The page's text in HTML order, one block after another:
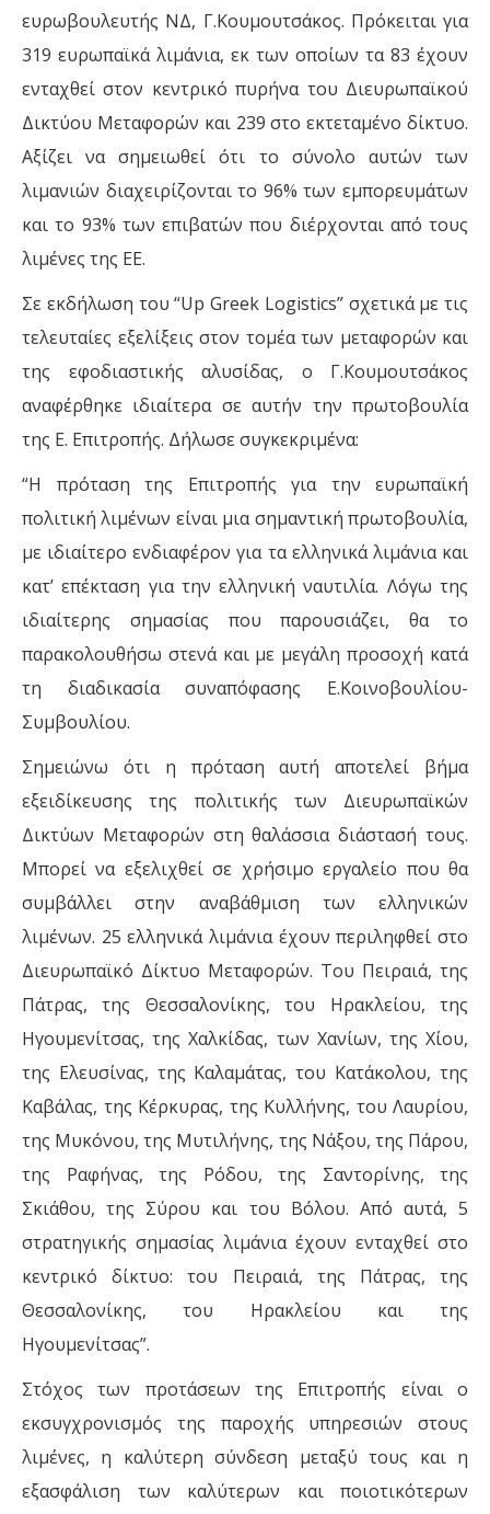
ευρωβουλευτής ΝΔ, Γ.Kουμουτσάκος. Πρόκειται για
319 ευρωπαϊκά λιμάνια, εκ των οποίων τα 83 έχουν
ενταχθεί στον κεντρικό πυρήνα του Διευρωπαϊκού
Δικτύου Μεταφορών και 239 στο εκτεταμένο δίκτυο.
Αξίζει να σημειωθεί ότι το σύνολο αυτών των
λιμανιών διαχειρίζονται το 96% των εμπορευμάτων
και το 93% των επιβατών που διέρχονται από τους
λιμένες της ΕΕ.
Σε εκδήλωση του “Up Greek Logistics” σχετικά με τις
τελευταίες εξελίξεις στον τομέα των μεταφορών και
της εφοδιαστικής αλυσίδας, ο Γ.Κουμουτσάκος
αναφέρθηκε ιδιαίτερα σε αυτήν την πρωτοβουλία
της Ε. Επιτροπής. Δήλωσε συγκεκριμένα:
“Η πρόταση της Επιτροπής για την ευρωπαϊκή
πολιτική λιμένων είναι μια σημαντική πρωτοβουλία,
με ιδιαίτερο ενδιαφέρον για τα ελληνικά λιμάνια και
κατ’ επέκταση για την ελληνική ναυτιλία. Λόγω της
ιδιαίτερης σημασίας που παρουσιάζει, θα το
παρακολουθήσω στενά και με μεγάλη προσοχή κατά
τη διαδικασία συναπόφασης Ε.Κοινοβουλίου-
Συμβουλίου.
Σημειώνω ότι η πρόταση αυτή αποτελεί βήμα
εξειδίκευσης της πολιτικής των Διευρωπαϊκών
Δικτύων Μεταφορών στη θαλάσσια διάστασή τους.
Μπορεί να εξελιχθεί σε χρήσιμο εργαλείο που θα
συμβάλλει στην αναβάθμιση των ελληνικών
λιμένων. 25 ελληνικά λιμάνια έχουν περιληφθεί στο
Διευρωπαϊκό Δίκτυο Μεταφορών. Του Πειραιά, της
Πάτρας, της Θεσσαλονίκης, του Ηρακλείου, της
Ηγουμενίτσας, της Χαλκίδας, των Χανίων, της Χίου,
της Ελευσίνας, της Καλαμάτας, του Κατάκολου, της
Καβάλας, της Κέρκυρας, της Κυλλήνης, του Λαυρίου,
της Μυκόνου, της Μυτιλήνης, της Νάξου, της Πάρου,
της Ραφήνας, της Ρόδου, της Σαντορίνης, της
Σκιάθου, της Σύρου και του Βόλου. Από αυτά, 5
στρατηγικής σημασίας λιμάνια έχουν ενταχθεί στο
κεντρικό δίκτυο: του Πειραιά, της Πάτρας, της
Θεσσαλονίκης, του Ηρακλείου και της
Ηγουμενίτσας”.
Στόχος των προτάσεων της Επιτροπής είναι ο
εκσυγχρονισμός της παροχής υπηρεσιών στους
λιμένες, η καλύτερη σύνδεση μεταξύ τους και η
εξασφάλιση των καλύτερων και ποιοτικότερων